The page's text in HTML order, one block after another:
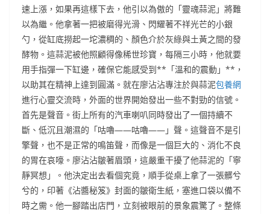
速上漲，如果再這樣下去，他引以為傲的「靈魂蒜泥」將難
以為繼。他拿著一把被磨得光滑、閃耀著不祥光芒的小銀
勺，從缸底撈起一坨濃稠的、顏色介於灰綠與土黃之間的發
酵物。這蒜泥被他照顧得像稀世珍寶，每隔三小時，他就要
用手指彈一下缸邊，確保它能感受到**「溫和的震動」**，
以助其在精神上達到圓滿。就在廖沾沾專注於與蒜泥包養網
進行心靈交流時，外面的世界開始發出一些不對勁的信號。
首先是聲音。街上所有的汽車喇叭同時發出了一個持續不
斷、低沉且潮濕的「咕嚕——咕嚕——」聲。這聲音不是引
擎聲，也不是正常的鳴笛聲，而像是一個巨大的、消化不良
的胃在哀嚎。廖沾沾皺著眉頭，這嚴重干擾了他蒜泥的「寧
靜冥想」。他決定出去看個究竟，順手從桌上拿了一張髒兮
兮的，印著《沾醬秘笈》封面的皺衛生紙，塞進口袋以備不
時之需。他一腳踏出店門，立刻被眼前的景象震驚了。整條